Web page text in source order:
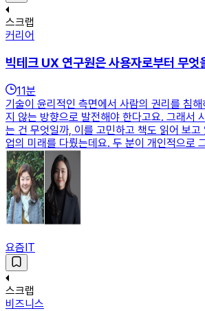
스크랩
커리어
빅테크 UX 연구원은 사용자로부터 무엇
11분
기술이 윤리적인 측면에서 사람의 권리를 침
지 않는 방향으로 발전해야 한다고요. 그래서
는 건 무엇일까, 이를 고민하고 책도 읽어 보
업의 미래를 다뤘는데요. 두 분이 개인적으로
요즘IT
스크랩
비즈니스